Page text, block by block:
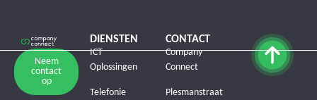
Neem
contact
op
DIENSTEN
ICT
Oplossingen
Telefonie
CONTACT
Company
Connect
Plesmanstraat